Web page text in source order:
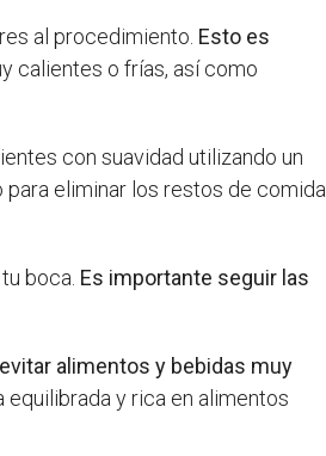
al procedimiento. Esto es
calientes o frías, así como
con suavidad utilizando un
eliminar los restos de comida
boca. Es importante seguir las
alimentos y bebidas muy
equilibrada y rica en alimentos